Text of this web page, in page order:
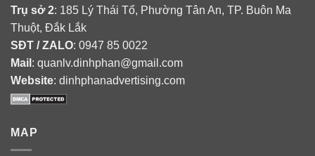
Trụ sở 2: 185 Lý Thái Tổ, Phường Tân An, TP. Buôn Ma
Thuột, Đắk Lắk
SĐT / ZALO: 0947 85 0022
Mail : quanlv.dinhphan@gmail.com
Website: dinhphanadvertising.com
MAP